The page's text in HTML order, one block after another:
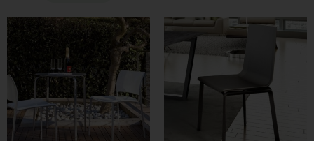
neotřelý prvek k
pracovnímu stolu nebo
jako originální oživení
vašeho jídelního koutu.